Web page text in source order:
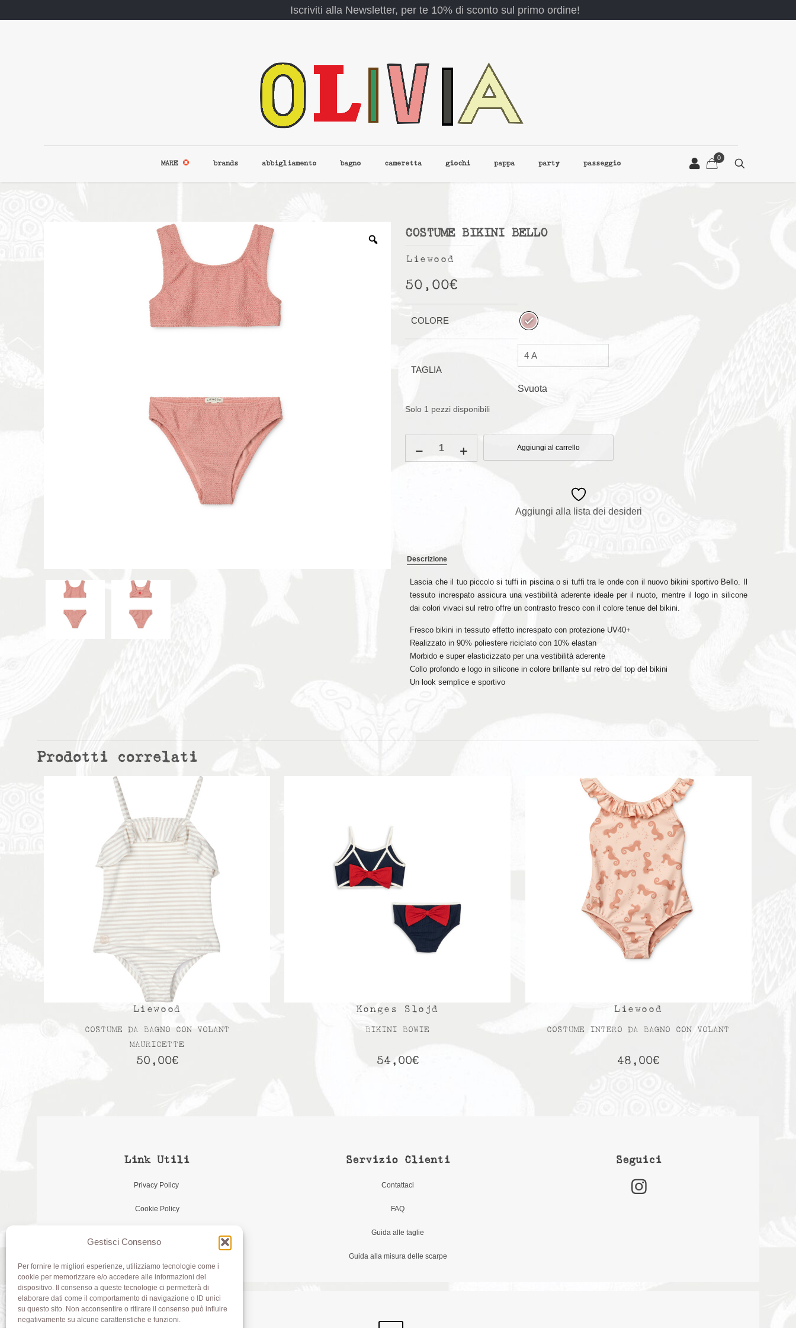
Gestisci Consenso
Per fornire le migliori esperienze, utilizziamo tecnologie come i
cookie per memorizzare e/o accedere alle informazioni del
dispositivo. Il consenso a queste tecnologie ci permetterà di
elaborare dati come il comportamento di navigazione o ID unici
su questo sito. Non acconsentire o ritirare il consenso può influire
negativamente su alcune caratteristiche e funzioni.
Iscriviti alla Newsletter, per te 10% di sconto sul primo ordine!
MARE brands abbigliamento bagno cameretta giochi pappa party passeggio
0
COSTUME BIKINI BELLO
Liewood
50,00€
COLORE
TAGLIA
Svuota
Solo 1 pezzi disponibili
Aggiungi al carrello
Aggiungi alla lista dei desideri
Descrizione
Lascia che il tuo piccolo si tuffi in piscina o si tuffi tra le onde con il nuovo bikini sportivo Bello. Il
tessuto increspato assicura una vestibilità aderente ideale per il nuoto, mentre il logo in silicone
dai colori vivaci sul retro offre un contrasto fresco con il colore tenue del bikini.
Fresco bikini in tessuto effetto increspato con protezione UV40+
Realizzato in 90% poliestere riciclato con 10% elastan
Morbido e super elasticizzato per una vestibilità aderente
Collo profondo e logo in silicone in colore brillante sul retro del top del bikini
Un look semplice e sportivo
Prodotti correlati
Liewood
COSTUME DA BAGNO CON VOLANT
MAURICETTE
50,00€
Konges Slojd
BIKINI BOWIE
54,00€
Liewood
COSTUME INTERO DA BAGNO CON VOLANT
48,00€
Link Utili
Privacy Policy
Cookie Policy
Servizio Clienti
Contattaci
FAQ
Guida alle taglie
Guida alla misura delle scarpe
Seguici